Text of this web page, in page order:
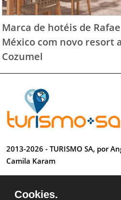
Marca de hotéis de
México com novo resort
Cozumel
2013-2026 - TURISMO SA, por
Camila Karam
Cookies.